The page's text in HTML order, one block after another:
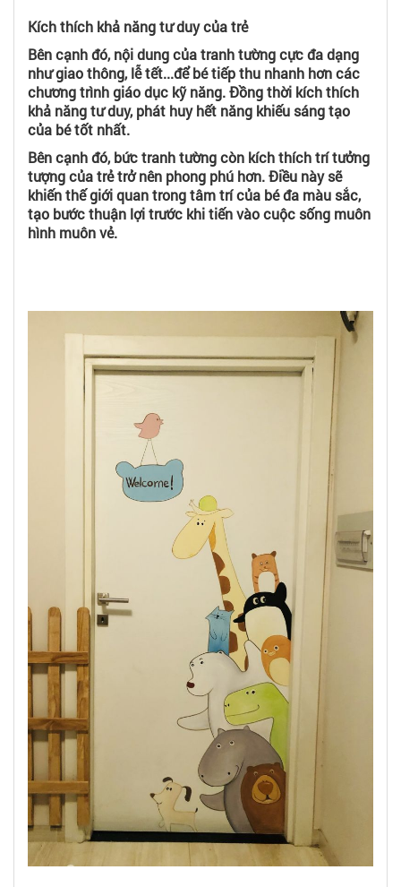
Kích thích khả năng tư duy của trẻ
Bên cạnh đó, nội dung của tranh tường cực đa dạng
như giao thông, lễ tết...để bé tiếp thu nhanh hơn các
chương trình giáo dục kỹ năng. Đồng thời kích thích
khả năng tư duy, phát huy hết năng khiếu sáng tạo
của bé tốt nhất.
Bên cạnh đó, bức tranh tường còn kích thích trí tưởng
tượng của trẻ trở nên phong phú hơn. Điều này sẽ
khiến thế giới quan trong tâm trí của bé đa màu sắc,
tạo bước thuận lợi trước khi tiến vào cuộc sống muôn
hình muôn vẻ.